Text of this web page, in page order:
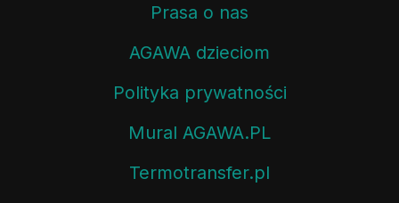
Prasa o nas
AGAWA dzieciom
Polityka prywatności
Mural AGAWA.PL
Termotransfer.pl